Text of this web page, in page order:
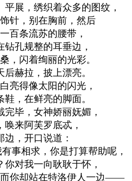
展，绣织着众多的图纹，
针，别在胸前，然后
百条流苏的腰带，
钻孔规整的耳垂边，
，闪着绚丽的光彩。
后赫拉，披上漂亮。
亮得像太阳的闪光，
鞋，在鲜亮的脚面。
完毕，女神娇丽妩媚，
唤来阿芙罗底忒，
边，开口说道：
事相求，你是打算帮助呢，
你对我一向耿耿于怀，
而你却站在特洛伊人一边——